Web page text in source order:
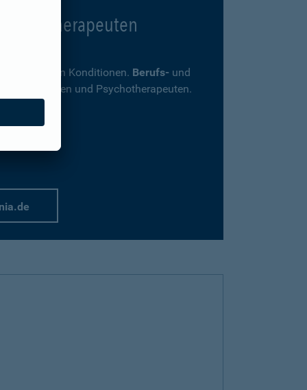
günstigen Konditionen. Berufs- und
Psychologen und Psychotherapeuten.